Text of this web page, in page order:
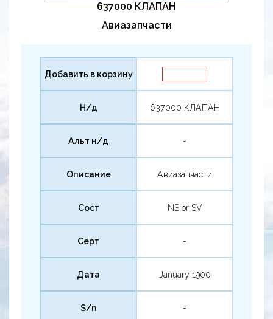
637000 КЛАПАН
Авиазапчасти
Добавить в корзину
Н/д 637000 КЛАПАН
Альт н/д -
Описание Авиазапчасти
Сост NS or SV
Серт -
Дата January 1900
S/n -